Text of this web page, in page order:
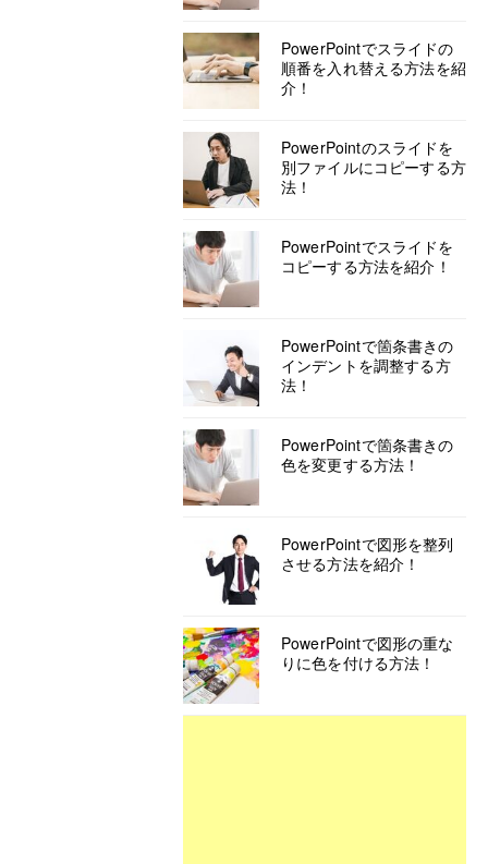
PowerPointでスライドの
順番を入れ替える方法を紹
介！
PowerPointのスライドを
別ファイルにコピーする方
法！
PowerPointでスライドを
コピーする方法を紹介！
PowerPointで箇条書きの
インデントを調整する方
法！
PowerPointで箇条書きの
色を変更する方法！
PowerPointで図形を整列
させる方法を紹介！
PowerPointで図形の重な
りに色を付ける方法！